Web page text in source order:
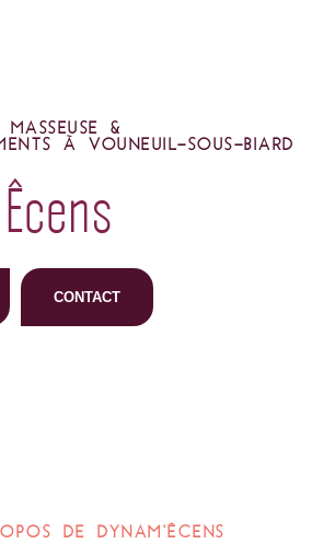
&
À VOUNEUIL-SOUS-BIARD
CONTACT
DE DYNAM'ÊCENS